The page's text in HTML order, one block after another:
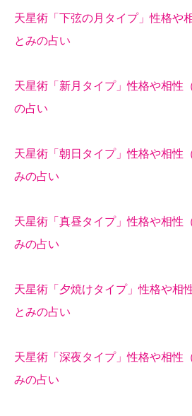
天星術「下弦の月タイプ」性格や
とみの占い
天星術「新月タイプ」性格や相性
の占い
天星術「朝日タイプ」性格や相性
みの占い
天星術「真昼タイプ」性格や相性
みの占い
天星術「夕焼けタイプ」性格や相
とみの占い
天星術「深夜タイプ」性格や相性
みの占い